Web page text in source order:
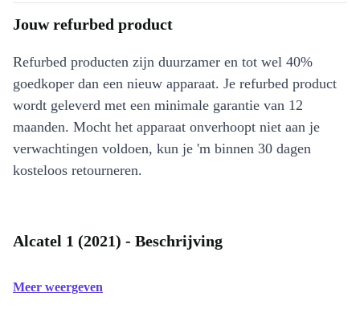
Jouw refurbed product
Refurbed producten zijn duurzamer en tot wel 40%
goedkoper dan een nieuw apparaat. Je refurbed product
wordt geleverd met een minimale garantie van 12
maanden. Mocht het apparaat onverhoopt niet aan je
verwachtingen voldoen, kun je 'm binnen 30 dagen
kosteloos retourneren.
Alcatel 1 (2021) - Beschrijving
Meer weergeven